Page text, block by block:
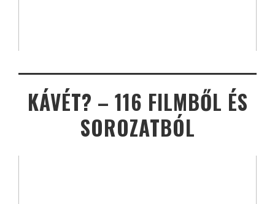
KÁVÉT? – 116 FILMBŐL ÉS
SOROZATBÓL